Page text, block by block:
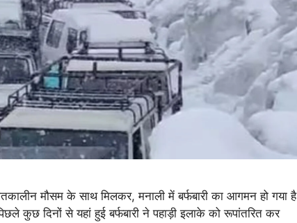
मौसम के साथ मिलकर, मनाली में बर्फबारी का आगमन हो गया है
कुछ दिनों से यहां हुई बर्फबारी ने पहाड़ी इलाके को रूपांतरित कर